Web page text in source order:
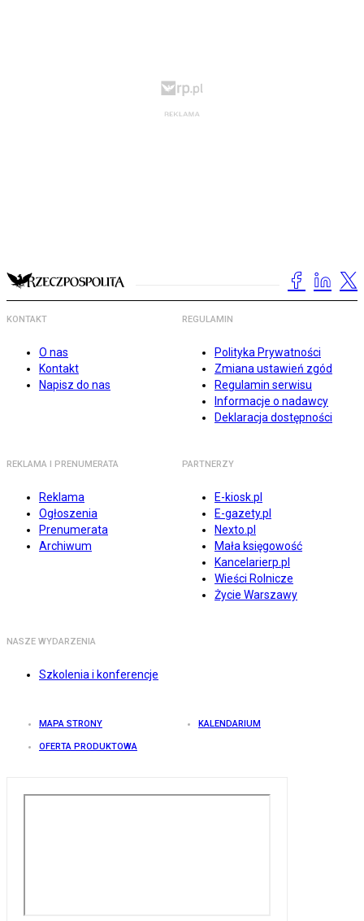
KONTAKT
O nas
Kontakt
Napisz do nas
REGULAMIN
Polityka Prywatności
Zmiana ustawień zgód
Regulamin serwisu
Informacje o nadawcy
Deklaracja dostępności
REKLAMA I PRENUMERATA
Reklama
Ogłoszenia
Prenumerata
Archiwum
PARTNERZY
E-kiosk.pl
E-gazety.pl
Nexto.pl
Mała księgowość
Kancelarierp.pl
Wieści Rolnicze
Życie Warszawy
NASZE WYDARZENIA
Szkolenia i konferencje
MAPA STRONY KALENDARIUM
OFERTA PRODUKTOWA